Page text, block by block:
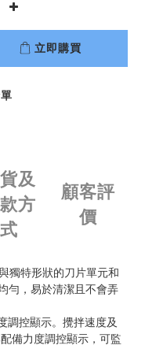
立即購買
及
方
式
顧客評
價
獨特形狀的刀片單元和
勻，易於清潔且不會弄
調控顯示。攪拌速度及
備力度調控顯示，可監